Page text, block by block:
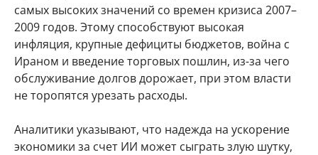
самых высоких значений со времен кризиса 2007–
2009 годов. Этому способствуют высокая
инфляция, крупные дефициты бюджетов, война с
Ираном и введение торговых пошлин, из-за чего
обслуживание долгов дорожает, при этом власти
не торопятся урезать расходы.
Аналитики указывают, что надежда на ускорение
экономики за счет ИИ может сыграть злую шутку,